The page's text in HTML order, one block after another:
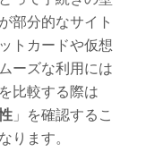
部分的なサイト
トカードや仮想
ーズな利用には
比較する際は
」を確認するこ
ります。